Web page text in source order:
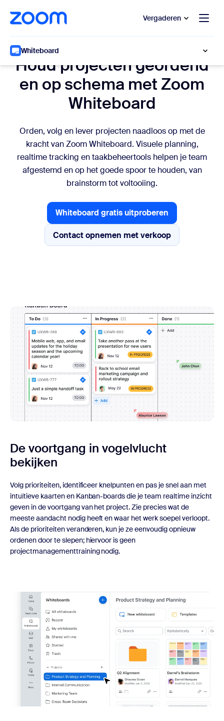
hoofdinhoud gaan
naar hulp via chat Vergaderen
Whiteboard
Houd projecten geordend
en op schema met Zoom
Whiteboard
Orden, volg en lever projecten naadloos op met de
kracht van Zoom Whiteboard. Visuele planning,
realtime tracking en taakbeheertools helpen je team
afgestemd en op het goede spoor te houden, van
brainstorm tot voltooiing.
Whiteboard gratis uitproberen
Whiteboard gratis
Contact opnemen met verkoop
Contact opnemen met
De voortgang in vogelvlucht
bekijken
Volg prioriteiten, identificeer knelpunten en pas je snel aan met
intuïtieve kaarten en Kanban-boards die je team realtime inzicht
geven in de voortgang van het project. Zie precies wat de
meeste aandacht nodig heeft en waar het werk soepel verloopt.
Als de prioriteiten veranderen, kun je ze eenvoudig opnieuw
ordenen door te slepen; hiervoor is geen
projectmanagementtraining nodig.